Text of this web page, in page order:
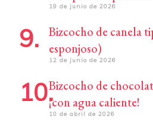
19 de junio de 2026
Bizcocho de canela
esponjoso)
12 de junio de 2026
Bizcocho de
¡con agua caliente!
10 de abril de 2026